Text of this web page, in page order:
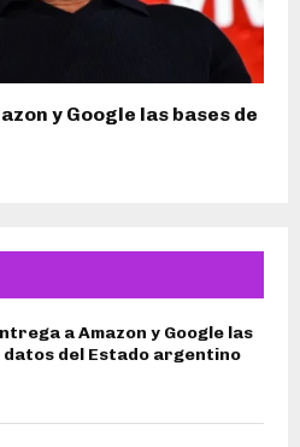
y Google las bases de
a Amazon y Google las
datos del Estado argentino